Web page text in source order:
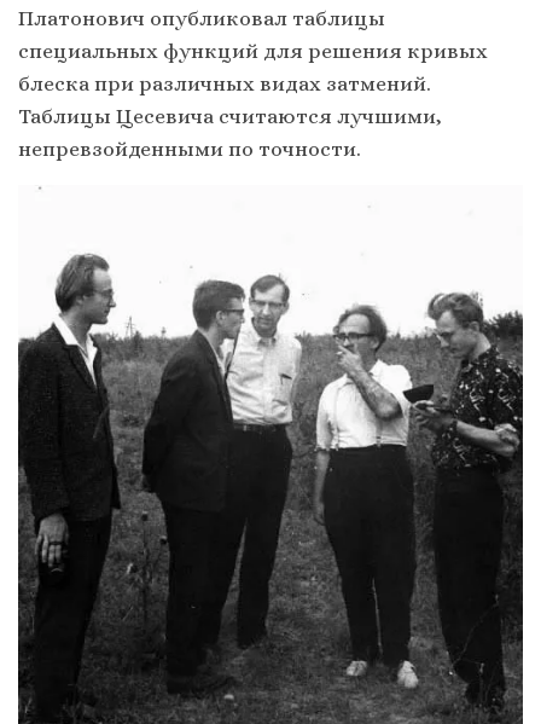
Платонович опубликовал таблицы
специальных функций для решения кривых
блеска при различных видах затмений.
Таблицы Цесевича считаются лучшими,
непревзойденными по точности.